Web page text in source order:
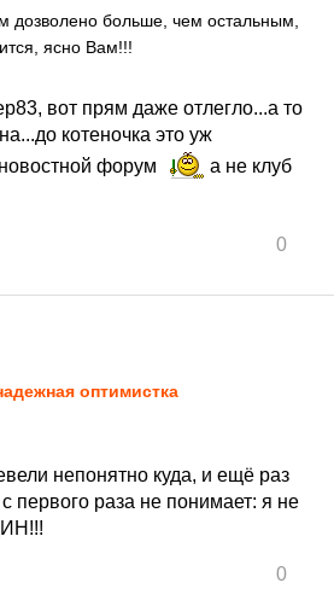
дозволено больше, чем остальным,
ясно Вам!!!
вот прям даже отлегло...а то
котеночка это уж
форум
а не клуб
0
оптимистка
непонятно куда, и ещё раз
первого раза не понимает: я не
0